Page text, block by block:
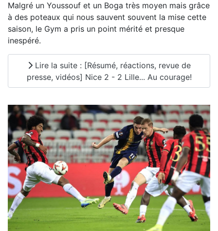
Malgré un Youssouf et un Boga très moyen mais grâce
à des poteaux qui nous sauvent souvent la mise cette
saison, le Gym a pris un point mérité et presque
inespéré.
Lire la suite : [Résumé, réactions, revue de
presse, vidéos] Nice 2 - 2 Lille... Au courage!